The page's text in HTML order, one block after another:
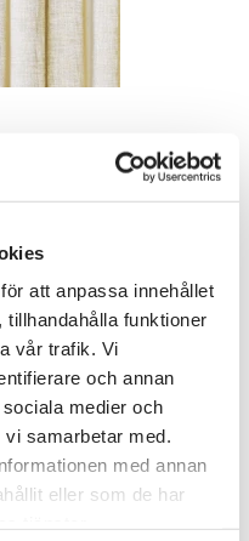
att anpassa innehållet
funktioner
vår trafik. Vi
och annan
medier och
samarbetar med.
med annan
eller som de har